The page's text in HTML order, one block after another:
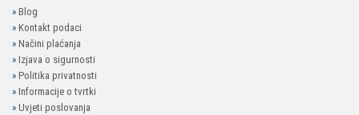
» Blog
» Kontakt podaci
» Načini plaćanja
» Izjava o sigurnosti
» Politika privatnosti
» Informacije o tvrtki
» Uvjeti poslovanja